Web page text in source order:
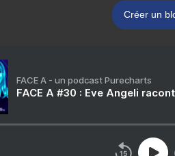
Créer un
FACE A - un podcast Purecharts
FACE A #30 : Eve Angeli